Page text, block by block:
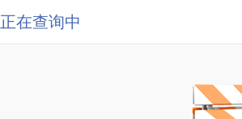
正在查询中